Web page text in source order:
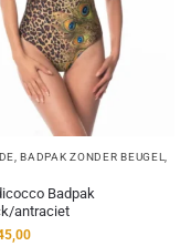
,BADPAK ZONDER BEUGEL
Badpak
antraciet